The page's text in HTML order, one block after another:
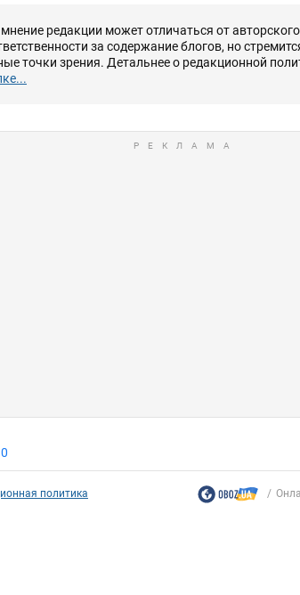
мнение редакции может отличаться от
за содержание блогов, но
точки зрения. Детальнее о редакционной
0
политика